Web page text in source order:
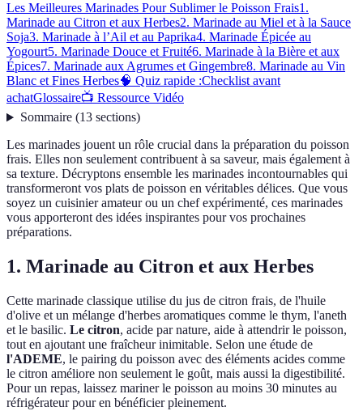
Les Meilleures Marinades Pour Sublimer le Poisson Frais1.
Marinade au Citron et aux Herbes2. Marinade au Miel et à la Sauce
Soja3. Marinade à l’Ail et au Paprika4. Marinade Épicée au
Yogourt5. Marinade Douce et Fruité6. Marinade à la Bière et aux
Épices7. Marinade aux Agrumes et Gingembre8. Marinade au Vin
Blanc et Fines Herbes🧠 Quiz rapide :Checklist avant
achatGlossaire📺 Ressource Vidéo
Sommaire(13 sections)
Les marinades jouent un rôle crucial dans la préparation du poisson
frais. Elles non seulement contribuent à sa saveur, mais également à
sa texture. Décryptons ensemble les marinades incontournables qui
transformeront vos plats de poisson en véritables délices. Que vous
soyez un cuisinier amateur ou un chef expérimenté, ces marinades
vous apporteront des idées inspirantes pour vos prochaines
préparations.
1. Marinade au Citron et aux Herbes
Cette marinade classique utilise du jus de citron frais, de l'huile
d'olive et un mélange d'herbes aromatiques comme le thym, l'aneth
et le basilic. Le citron, acide par nature, aide à attendrir le poisson,
tout en ajoutant une fraîcheur inimitable. Selon une étude de
l'ADEME, le pairing du poisson avec des éléments acides comme
le citron améliore non seulement le goût, mais aussi la digestibilité.
Pour un repas, laissez mariner le poisson au moins 30 minutes au
réfrigérateur pour en bénéficier pleinement.